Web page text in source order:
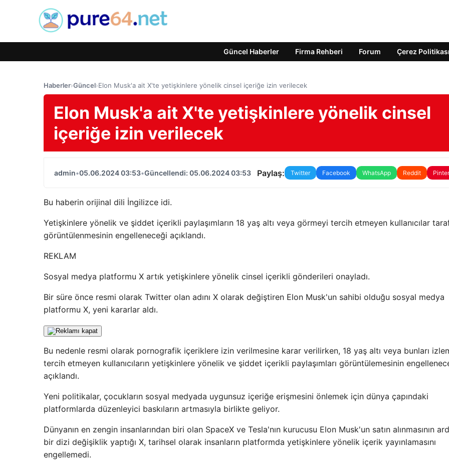
Güncel Haberler Firma Rehberi Forum Çerez Politikası
Haberler›Güncel›Elon Musk'a ait X'te yetişkinlere yönelik cinsel içeriğe izin verilecek
Elon Musk'a ait X'te yetişkinlere yönelik cinsel
içeriğe izin verilecek
admin•05.06.2024 03:53•Güncellendi: 05.06.2024 03:53 Paylaş: Twitter Facebook WhatsApp Reddit
Bu haberin orijinal dili İngilizce idi.
Yetişkinlere yönelik ve şiddet içerikli paylaşımların 18 yaş altı veya görmeyi tercih etmeyen kullanıcılar
görüntülenmesinin engelleneceği açıklandı.
REKLAM
Sosyal medya platformu X artık yetişkinlere yönelik cinsel içerikli gönderileri onayladı.
Bir süre önce resmi olarak Twitter olan adını X olarak değiştiren Elon Musk'un sahibi olduğu sosyal medya
platformu X, yeni kararlar aldı.
Bu nedenle resmi olarak pornografik içeriklere izin verilmesine karar verilirken, 18 yaş altı veya bunları
tercih etmeyen kullanıcıların yetişkinlere yönelik ve şiddet içerikli paylaşımları görüntülemesinin
açıklandı.
Yeni politikalar, çocukların sosyal medyada uygunsuz içeriğe erişmesini önlemek için dünya çapındaki
platformlarda düzenleyici baskıların artmasıyla birlikte geliyor.
Dünyanın en zengin insanlarından biri olan SpaceX ve Tesla'nın kurucusu Elon Musk'un satın alınmasının
bir dizi değişiklik yaptığı X, tarihsel olarak insanların platformda yetişkinlere yönelik içerik yayınlamasını
engellemedi.